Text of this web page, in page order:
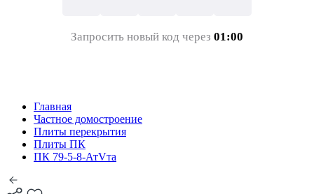
Запросить новый код через 01:00
Главная
Частное домостроение
Плиты перекрытия
Плиты ПК
ПК 79-5-8-АтVта